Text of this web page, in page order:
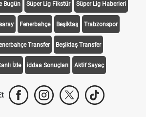
Bugün Süper Lig Fikstür Süper Lig Haberleri
Fenerbahçe Beşiktaş Trabzonspor
Transfer Beşiktaş Transfer
İzle iddaa Sonuçları Aktif Sayaç